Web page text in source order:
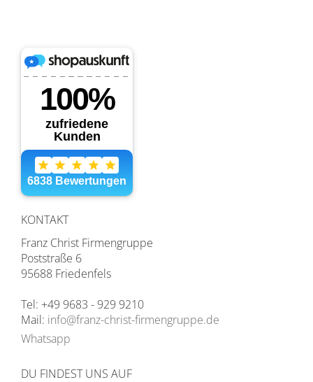
KONTAKT
Franz Christ Firmengruppe
Poststraße 6
95688 Friedenfels
Tel: +49 9683 - 929 9210
Mail: info@franz-christ-firmengruppe.de
Whatsapp
DU FINDEST UNS AUF